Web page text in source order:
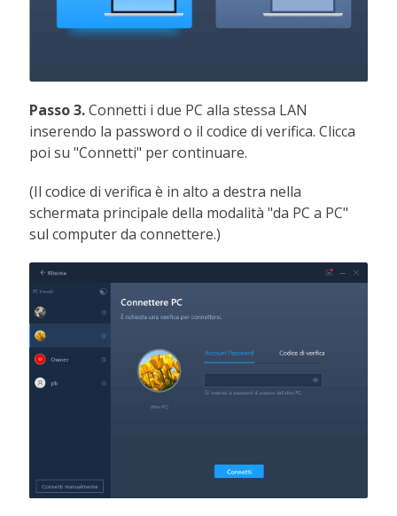
Passo 3.Connetti i due PC alla stessa LAN
inserendo la password o il codice di verifica. Clicca
poi su "Connetti" per continuare.
(Il codice di verifica è in alto a destra nella
schermata principale della modalità "da PC a PC"
sul computer da connettere.)